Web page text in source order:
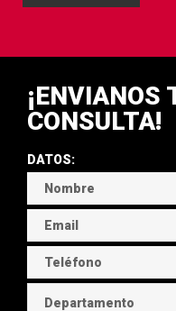
¡ENVIANOS
CONSULTA!
DATOS: